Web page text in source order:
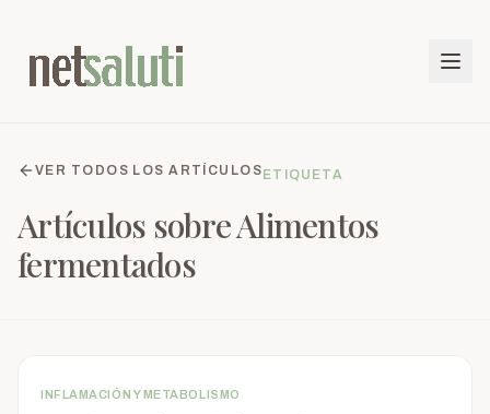
VER TODOS LOS ARTÍCULOS ETIQUETA
Artículos sobreAlimentos
fermentados
INFLAMACIÓN Y METABOLISMO